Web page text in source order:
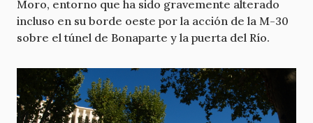
Moro, entorno que ha sido gravemente alterado
incluso en su borde oeste por la acción de la M-30
sobre el túnel de Bonaparte y la puerta del Río.